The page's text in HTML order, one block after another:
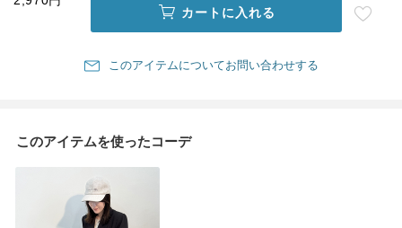
カートに入れる
このアイテムについてお問い合わせする
このアイテムを使ったコーデ